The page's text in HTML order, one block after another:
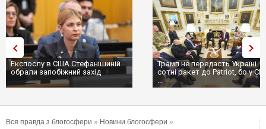
Експослу в США Стефанішиній
обрали запобіжний захід
Трамп не передасть Україні
сотні ракет до Patriot, бо у
...
Вся правда з блогосфери » Новини блогосфери »